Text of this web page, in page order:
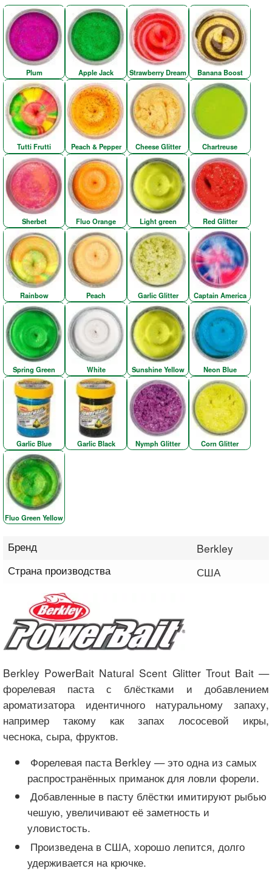
Plum Apple Jack Strawberry Dream Banana Boost
Tutti Frutti Peach & Pepper Cheese Glitter Chartreuse
Sherbet Fluo Orange Light green Red Glitter
Rainbow Peach Garlic Glitter Captain America
Spring Green White Sunshine Yellow Neon Blue
Garlic Blue Garlic Black Nymph Glitter Corn Glitter
Fluo Green Yellow
Бренд
Berkley
Страна производства
США
Berkley PowerBait Natural Scent Glitter Trout Bait —
форелевая паста с блёстками и добавлением
ароматизатора идентичного натуральному запаху,
например такому как запах лососевой икры,
чеснока, сыра, фруктов.
Форелевая паста Berkley — это одна из самых
распространённых приманок для ловли форели.
Добавленные в пасту блёстки имитируют рыбью
чешую, увеличивают её заметность и
уловистость.
Произведена в США, хорошо лепится, долго
удерживается на крючке.